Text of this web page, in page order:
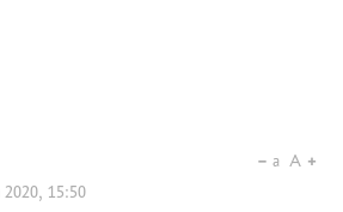
15:50
a A